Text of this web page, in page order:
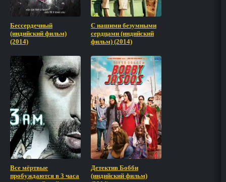
Бессердечный
(индийский фильм)
(2014)
С нашими безумными
сердцами (индийский
фильм) (2014)
Все мёртвые
пробуждаются в 3 часа
Детектив Бобби
(индийский фильм)